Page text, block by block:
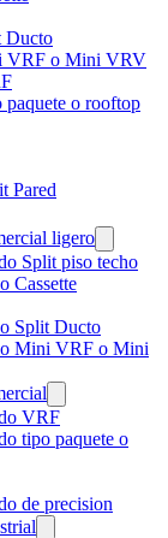
Ducto
VRF o Mini VRV
paquete o rooftop
Pared
ligero
Split piso techo
Cassette
Split Ducto
Mini VRF o Mini
VRF
tipo paquete o
de precision